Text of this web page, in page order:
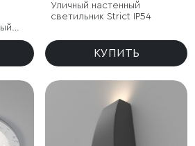
Уличный настенный
светильник Strict IP54
КУПИТЬ